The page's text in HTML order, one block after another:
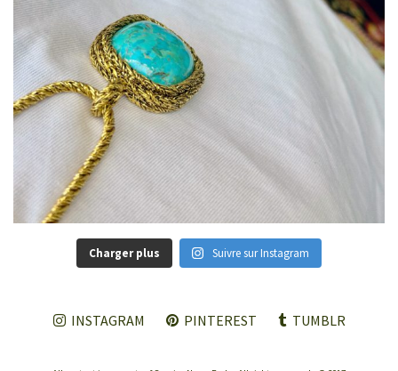
Charger plus Suivre sur Instagram
INSTAGRAM PINTEREST TUMBLR